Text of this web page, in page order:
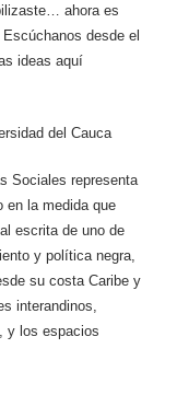
ahora es
desde el
ideas aquí
del Cauca
Sociales representa
en la medida que
escrita de uno de
y política negra,
su costa Caribe y
interandinos,
y los espacios